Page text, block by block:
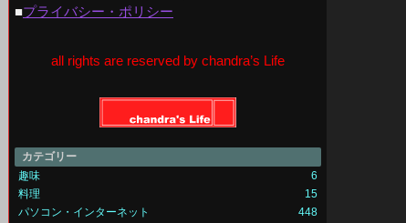
■プライバシー・ポリシー
all rights are reserved by chandra’s Life
カテゴリー
趣味
6
料理
15
パソコン・インターネット
448